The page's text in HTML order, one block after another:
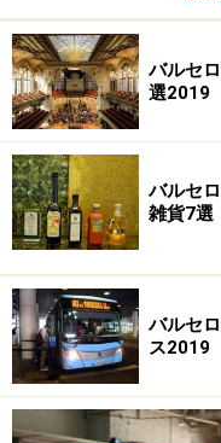
さらに観光名所がな
にあるのも他のガウ
は、このカサ・ビセン
実業家一家の別
黄金色に輝くリビング
カサ・ビセンスとは
バルセ
選2019
バルセ
雑貨7選
バルセ
ス2019